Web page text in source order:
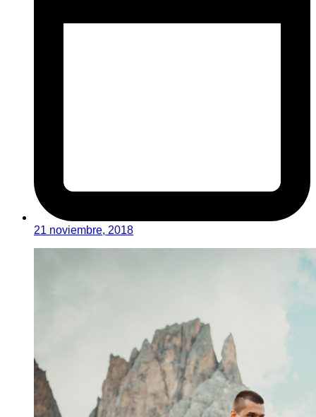
21 noviembre, 2018